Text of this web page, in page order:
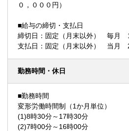
０，０００円）
■給与の締切・支払日
締切日：固定（月末以外） 毎月
支払日：固定（月末以外） 当
勤務時間・休日
■勤務時間
変形労働時間制（1か月単位）
(1)8時30分～17時30分
(2)7時00分～16時00分